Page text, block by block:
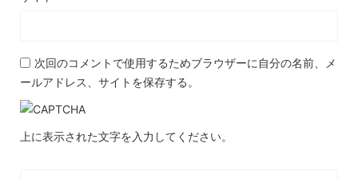
次回のコメントで使用するためブラウザーに自分の名前、メ
ールアドレス、サイトを保存する。
上に表示された文字を入力してください。